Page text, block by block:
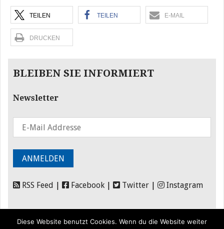
TEILEN TEILEN E-MAIL
DRUCKEN
BLEIBEN SIE INFORMIERT
Newsletter
RSS Feed Facebook Twitter Instagram
Diese Website benutzt Cookies. Wenn du die Website weiter